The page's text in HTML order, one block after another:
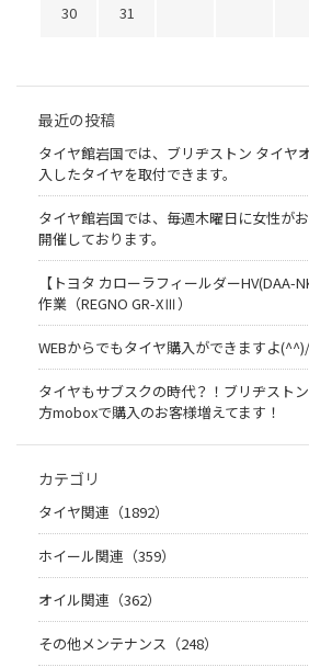
30
31
最近の投稿
タイヤ館岩国では、ブリヂストン タイヤ
入したタイヤを取付できます。
タイヤ館岩国では、毎週木曜日に女性が
開催しております。
【トヨタ カローラフィールダーHV(DAA-
作業（REGNO GR-XⅢ）
WEBからでもタイヤ購入ができますよ(^^)/
タイヤもサブスクの時代？！ブリヂスト
方moboxで購入のお客様増えてます！
カテゴリ
タイヤ関連（1892）
ホイール関連（359）
オイル関連（362）
その他メンテナンス（248）